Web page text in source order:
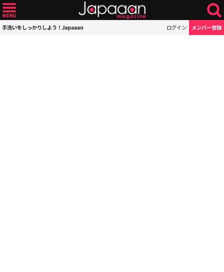
手洗いをしっかりしよう！Japaaan ログイン メンバー登録